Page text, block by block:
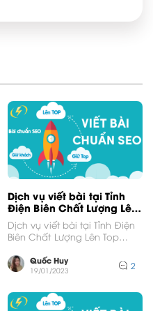
Dịch vụ viết bài tại Tỉnh
Điện Biên Chất Lượng Lên
Top Google
Dịch vụ viết bài tại Tỉnh Điện
Biên Chất Lượng Lên Top
tranh khốc...
Quốc Huy
19/01/2023 2